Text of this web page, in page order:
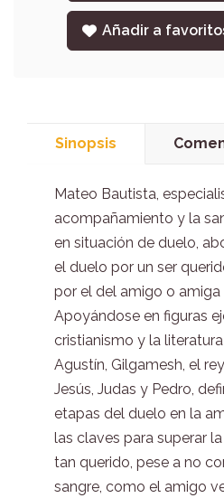
Añadir a
Sinopsis
Mateo Bautista,
acompañamiento y la
en situación de duelo,
el duelo por un ser
por el del amigo o amiga
Apoyándose en figuras
cristianismo y la literatura
Agustín, Gilgamesh, el
Jesús, Judas y Pedro,
etapas del duelo en la
las claves para superar
tan querido, pese a no
sangre, como el amigo